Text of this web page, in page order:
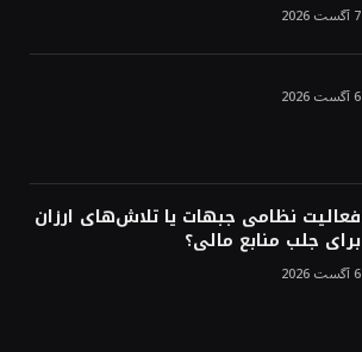
7 آگست 2026
6 آگست 2026
فعالیت نظامی جبهات یا تلاش‌های ارزان
برای جلب منابع مالی؟
6 آگست 2026